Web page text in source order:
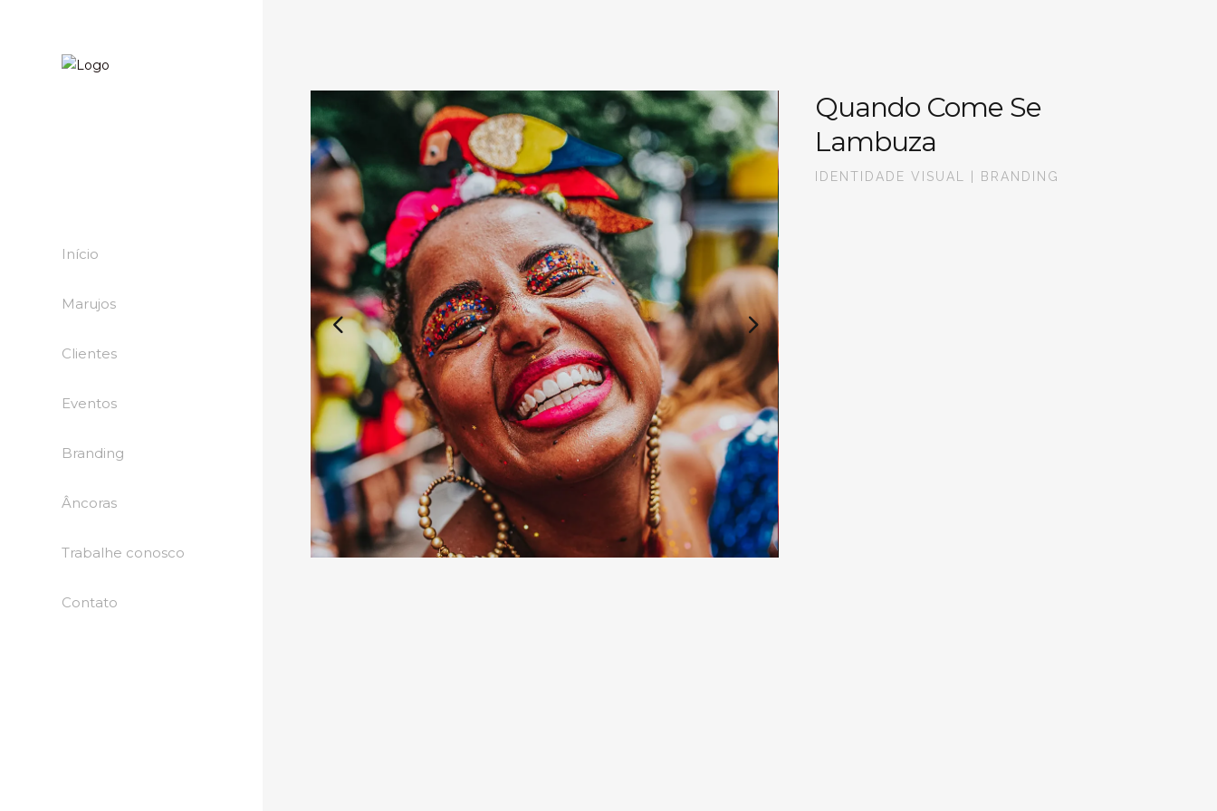
Início
Marujos
Clientes
Eventos
Branding
Âncoras
Trabalhe conosco
Contato
Quando Come Se
Lambuza
IDENTIDADE VISUAL | BRANDING